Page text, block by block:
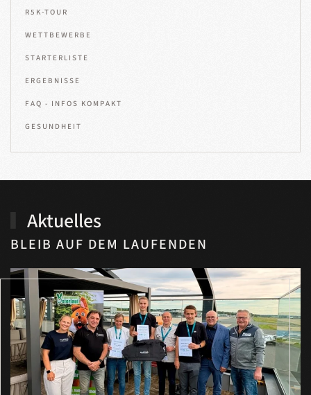
R5K-TOUR
WETTBEWERBE
STARTERLISTE
ERGEBNISSE
FAQ - INFOS KOMPAKT
GESUNDHEIT
Aktuelles
BLEIB AUF DEM LAUFENDEN